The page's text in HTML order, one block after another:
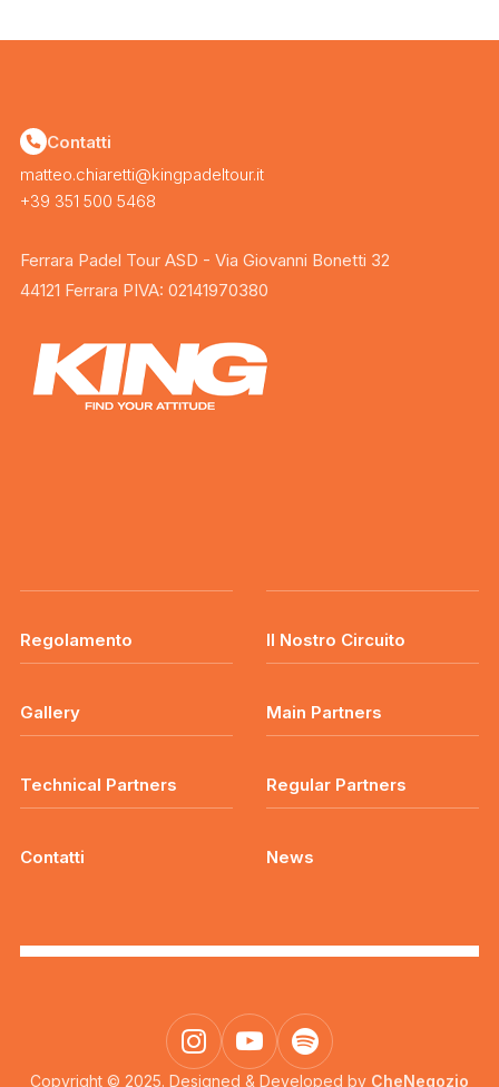
Contatti
matteo.chiaretti@kingpadeltour.it
+39 351 500 5468
Ferrara Padel Tour ASD - Via Giovanni Bonetti 32
44121 Ferrara PIVA: 02141970380
Regolamento Il Nostro Circuito
Gallery Main Partners
Technical Partners Regular Partners
Contatti News
Copyright © 2025. Designed & Developed by CheNegozio